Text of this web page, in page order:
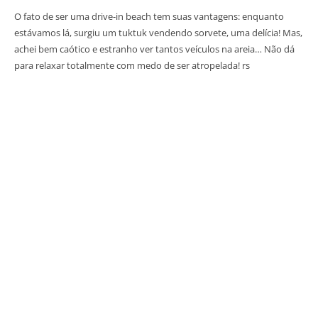
O fato de ser uma drive-in beach tem suas vantagens: enquanto
estávamos lá, surgiu um tuktuk vendendo sorvete, uma delícia! Mas,
achei bem caótico e estranho ver tantos veículos na areia… Não dá
para relaxar totalmente com medo de ser atropelada! rs